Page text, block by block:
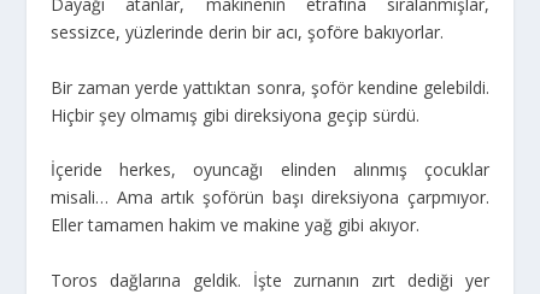
Dayağı atanlar, makinenin etrafına sıralanmışlar,
sessizce, yüzlerinde derin bir acı, şoföre bakıyorlar.
Bir zaman yerde yattıktan sonra, şoför kendine gelebildi.
Hiçbir şey olmamış gibi direksiyona geçip sürdü.
İçeride herkes, oyuncağı elinden alınmış çocuklar
misali… Ama artık şoförün başı direksiyona çarpmıyor.
Eller tamamen hakim ve makine yağ gibi akıyor.
Toros dağlarına geldik. İşte zurnanın zırt dediği yer